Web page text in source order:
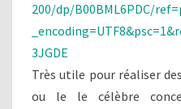
200/dp/B00BML6PDC/
3JGDE
Très utile pour réaliser
ou le le célèbre